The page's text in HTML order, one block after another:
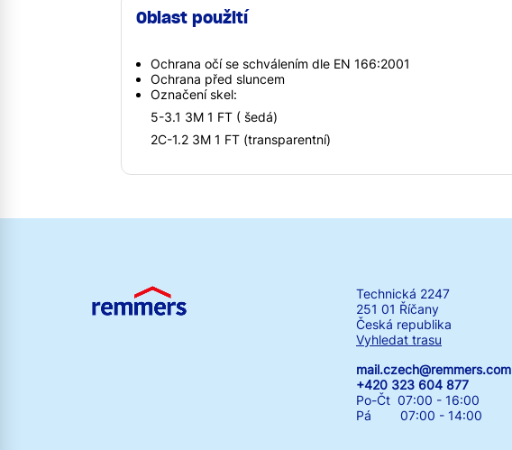
Oblast použití
Ochrana očí se schválením dle EN 166:2001
Ochrana před sluncem
Označení skel:
5-3.1 3M 1 FT ( šedá)
2C-1.2 3M 1 FT (transparentní)
Technická 2247
251 01 Říčany
Česká republika
Vyhledat trasu
mail.czech@remmers.com
+420 323 604 877
Po-Čt 07:00 - 16:00
Pá 07:00 - 14:00